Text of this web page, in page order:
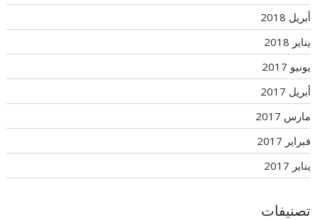
أبريل 2018
يناير 2018
يونيو 2017
أبريل 2017
مارس 2017
فبراير 2017
يناير 2017
تصنيفات